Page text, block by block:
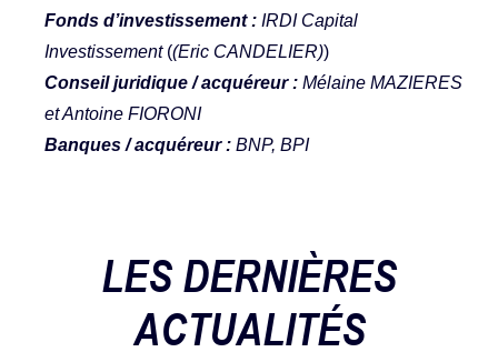
Fonds d’investissement : IRDI Capital
Investissement((Eric CANDELIER))
Conseil juridique / acquéreur : Mélaine MAZIERES
et Antoine FIORONI
Banques / acquéreur : BNP, BPI
LES DERNIÈRES
ACTUALITÉS